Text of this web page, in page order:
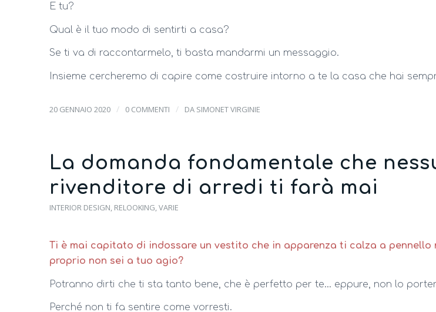
E tu?
Qual è il tuo modo di sentirti a casa?
Se ti va di raccontarmelo, ti basta mandarmi un messaggio.
Insieme cercheremo di capire come costruire intorno a te la casa che hai
20 GENNAIO 2020 / 0 COMMENTI / DA SIMONET VIRGINIE
La domanda fondamentale che
rivenditore di arredi ti farà mai
INTERIOR DESIGN, RELOOKING,VARIE
Ti è mai capitato di indossare un vestito che in apparenza ti calza a pennello
proprio non sei a tuo agio?
Potranno dirti che ti sta tanto bene, che è perfetto per te… eppure, non lo
Perché non ti fa sentire come vorresti.